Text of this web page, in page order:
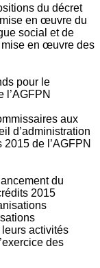
du décret
en œuvre du
social et de
mise en œuvre des
pour le
l’AGFPN
aux
d’administration
de l’AGFPN
du
2015
activités
des